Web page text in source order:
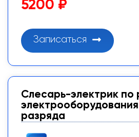
5200 ₽
Записаться
Слесарь-электрик по
разряда